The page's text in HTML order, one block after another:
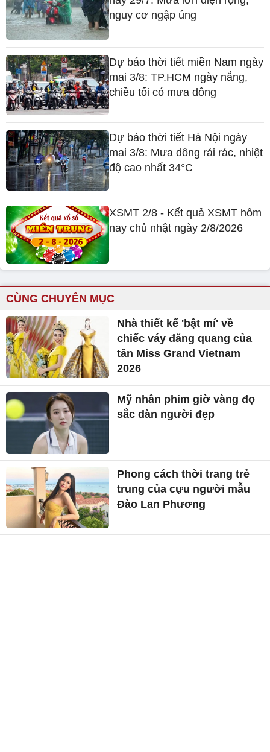
nguy cơ ngập úng
Dự báo thời tiết miền Nam ngày
mai 3/8: TP.HCM ngày nắng,
chiều tối có mưa dông
Dự báo thời tiết Hà Nội ngày
mai 3/8: Mưa dông rải rác, nhiệt
độ cao nhất 34°C
XSMT 2/8 - Kết quả XSMT hôm
nay chủ nhật ngày 2/8/2026
CÙNG CHUYÊN MỤC
Nhà thiết kế 'bật mí' về
chiếc váy đăng quang của
tân Miss Grand Vietnam
2026
Mỹ nhân phim giờ vàng đọ
sắc dàn người đẹp
Phong cách thời trang trẻ
trung của cựu người mẫu
Đào Lan Phương